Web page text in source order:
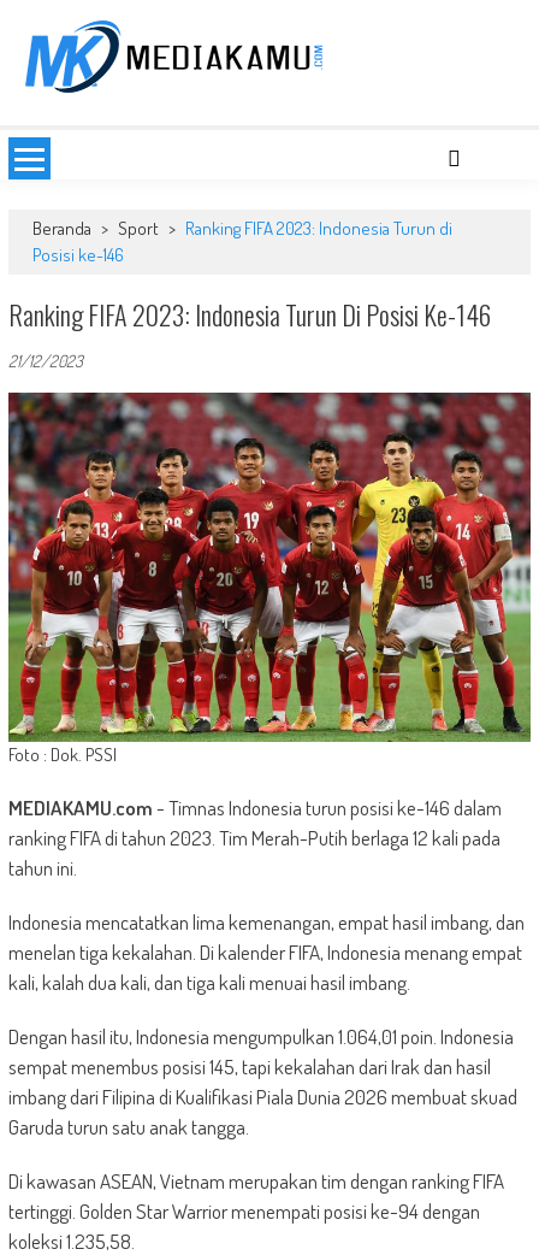
content
Beranda > Sport > Ranking FIFA 2023: Indonesia Turun di
Posisi ke-146
Ranking FIFA 2023: Indonesia Turun Di Posisi Ke-146
21/12/2023
Foto : Dok. PSSI
MEDIAKAMU.com-Timnas Indonesia turun posisi ke-146 dalam
ranking FIFA di tahun 2023. Tim Merah-Putih berlaga 12 kali pada
tahun ini.
Indonesia mencatatkan lima kemenangan, empat hasil imbang, dan
menelan tiga kekalahan. Di kalender FIFA, Indonesia menang empat
kali, kalah dua kali, dan tiga kali menuai hasil imbang.
Dengan hasil itu, Indonesia mengumpulkan 1.064,01 poin. Indonesia
sempat menembus posisi 145, tapi kekalahan dari Irak dan hasil
imbang dari Filipina di Kualifikasi Piala Dunia 2026 membuat skuad
Garuda turun satu anak tangga.
Di kawasan ASEAN, Vietnam merupakan tim dengan ranking FIFA
tertinggi. Golden Star Warrior menempati posisi ke-94 dengan
koleksi 1.235,58.